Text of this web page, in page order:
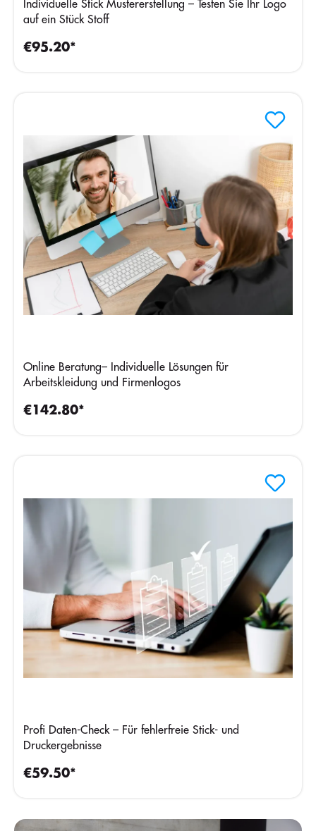
Individuelle Stick Mustererstellung – Testen Sie Ihr Logo
auf ein Stück Stoff
€95.20*
Online Beratung– Individuelle Lösungen für
Arbeitskleidung und Firmenlogos
€142.80*
Profi Daten-Check – Für fehlerfreie Stick- und
Druckergebnisse
€59.50*